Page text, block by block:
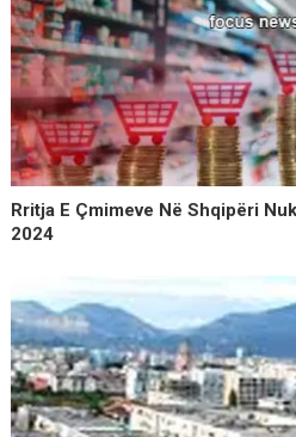
Rritja E Çmimeve Në Shqipëri
2024